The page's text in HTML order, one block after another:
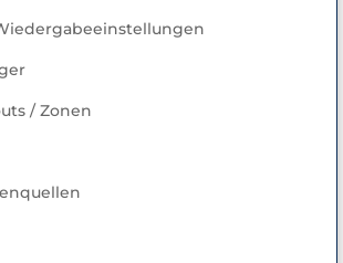
/ Zonen